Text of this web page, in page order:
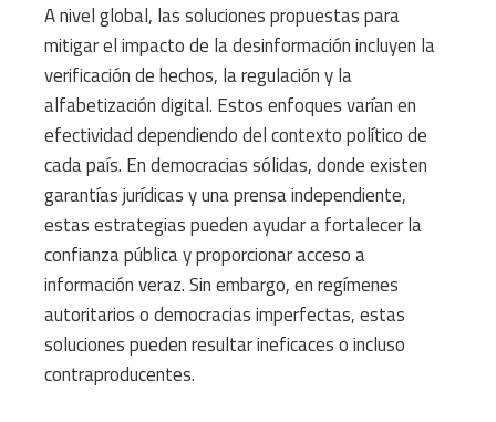
A nivel global, las soluciones propuestas para
mitigar el impacto de la desinformación incluyen la
verificación de hechos, la regulación y la
alfabetización digital. Estos enfoques varían en
efectividad dependiendo del contexto político de
cada país. En democracias sólidas, donde existen
garantías jurídicas y una prensa independiente,
estas estrategias pueden ayudar a fortalecer la
confianza pública y proporcionar acceso a
información veraz. Sin embargo, en regímenes
autoritarios o democracias imperfectas, estas
soluciones pueden resultar ineficaces o incluso
contraproducentes.